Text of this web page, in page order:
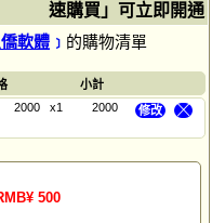
速購買」可立即開通
軟體 ﹞ 的購物清單
小計
2000 x1 2000 ╳
修改
500